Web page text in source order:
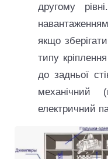
другому
якщо
типу
до задньої
механічний
електричний